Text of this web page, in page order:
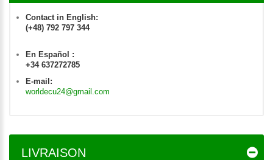
Contact in English:
(+48) 792 797 344
En Español :
+34 637272785
E-mail:
worldecu24@gmail.com
LIVRAISON